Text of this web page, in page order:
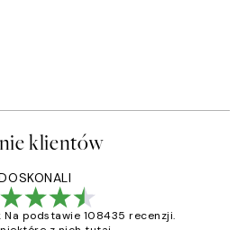
klientów
Na podstawie 108435 recenzji.